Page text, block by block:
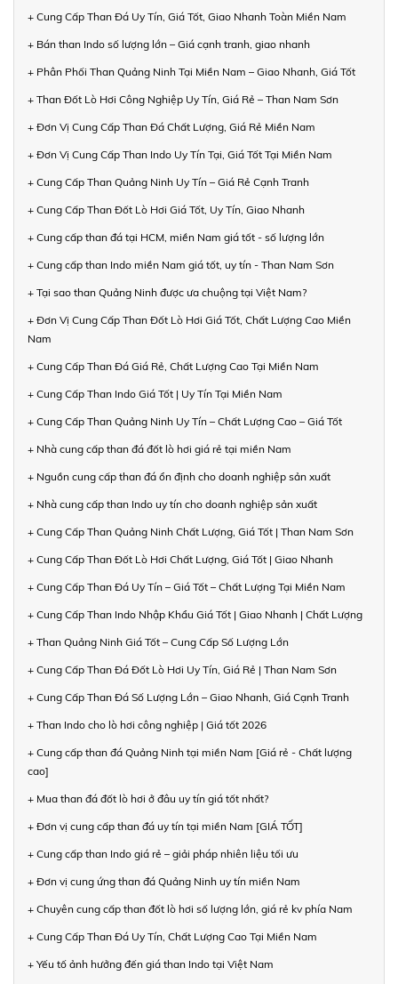
+ Cung Cấp Than Đá Uy Tín, Giá Tốt, Giao Nhanh Toàn Miền Nam
+ Bán than Indo số lượng lớn – Giá cạnh tranh, giao nhanh
+ Phân Phối Than Quảng Ninh Tại Miền Nam – Giao Nhanh, Giá Tốt
+ Than Đốt Lò Hơi Công Nghiệp Uy Tín, Giá Rẻ – Than Nam Sơn
+ Đơn Vị Cung Cấp Than Đá Chất Lượng, Giá Rẻ Miền Nam
+ Đơn Vị Cung Cấp Than Indo Uy Tín Tại, Giá Tốt Tại Miền Nam
+ Cung Cấp Than Quảng Ninh Uy Tín – Giá Rẻ Cạnh Tranh
+ Cung Cấp Than Đốt Lò Hơi Giá Tốt, Uy Tín, Giao Nhanh
+ Cung cấp than đá tại HCM, miền Nam giá tốt - số lượng lớn
+ Cung cấp than Indo miền Nam giá tốt, uy tín - Than Nam Sơn
+ Tại sao than Quảng Ninh được ưa chuộng tại Việt Nam?
+ Đơn Vị Cung Cấp Than Đốt Lò Hơi Giá Tốt, Chất Lượng Cao Miền
Nam
+ Cung Cấp Than Đá Giá Rẻ, Chất Lượng Cao Tại Miền Nam
+ Cung Cấp Than Indo Giá Tốt | Uy Tín Tại Miền Nam
+ Cung Cấp Than Quảng Ninh Uy Tín – Chất Lượng Cao – Giá Tốt
+ Nhà cung cấp than đá đốt lò hơi giá rẻ tại miền Nam
+ Nguồn cung cấp than đá ổn định cho doanh nghiệp sản xuất
+ Nhà cung cấp than Indo uy tín cho doanh nghiệp sản xuất
+ Cung Cấp Than Quảng Ninh Chất Lượng, Giá Tốt | Than Nam Sơn
+ Cung Cấp Than Đốt Lò Hơi Chất Lượng, Giá Tốt | Giao Nhanh
+ Cung Cấp Than Đá Uy Tín – Giá Tốt – Chất Lượng Tại Miền Nam
+ Cung Cấp Than Indo Nhập Khẩu Giá Tốt | Giao Nhanh | Chất Lượng
+ Than Quảng Ninh Giá Tốt – Cung Cấp Số Lượng Lớn
+ Cung Cấp Than Đá Đốt Lò Hơi Uy Tín, Giá Rẻ | Than Nam Sơn
+ Cung Cấp Than Đá Số Lượng Lớn – Giao Nhanh, Giá Cạnh Tranh
+ Than Indo cho lò hơi công nghiệp | Giá tốt 2026
+ Cung cấp than đá Quảng Ninh tại miền Nam [Giá rẻ - Chất lượng
cao]
+ Mua than đá đốt lò hơi ở đâu uy tín giá tốt nhất?
+ Đơn vị cung cấp than đá uy tín tại miền Nam [GIÁ TỐT]
+ Cung cấp than Indo giá rẻ – giải pháp nhiên liệu tối ưu
+ Đơn vị cung ứng than đá Quảng Ninh uy tín miền Nam
+ Chuyên cung cấp than đốt lò hơi số lượng lớn, giá rẻ kv phía Nam
+ Cung Cấp Than Đá Uy Tín, Chất Lượng Cao Tại Miền Nam
+ Yếu tố ảnh hưởng đến giá than Indo tại Việt Nam